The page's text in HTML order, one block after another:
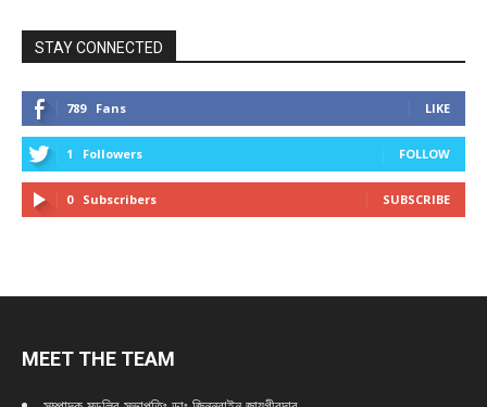
STAY CONNECTED
789 Fans LIKE
1 Followers FOLLOW
0 Subscribers SUBSCRIBE
MEET THE TEAM